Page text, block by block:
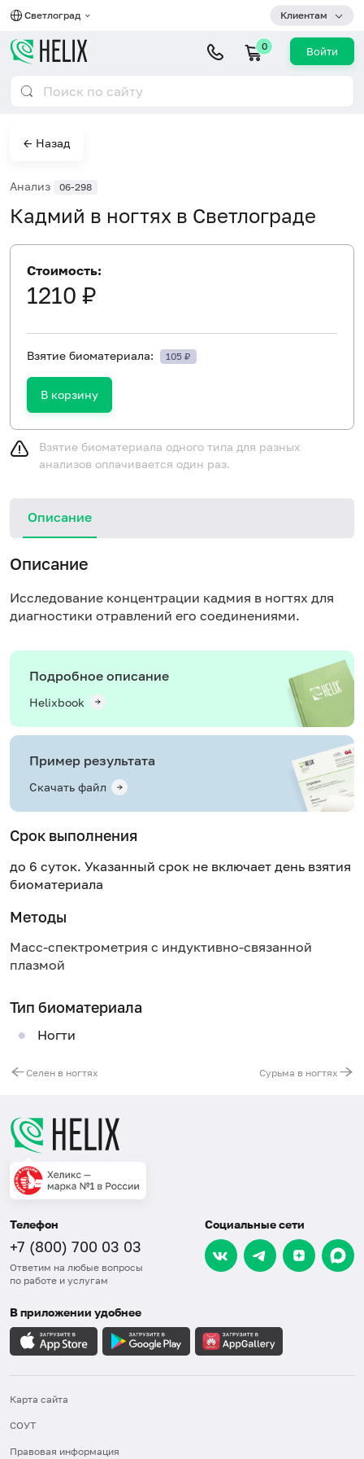
Светлоград Клиентам
0 Войти
← Назад
Анализ 06-298
Кадмий в ногтях в Светлограде
Стоимость:
1210 ₽
Взятие биоматериала: 105 ₽
В корзину
Взятие биоматериала одного типа для разных
анализов оплачивается один раз.
Описание
Описание
Исследование концентрации кадмия в ногтях для
диагностики отравлений его соединениями.
Подробное описание
Helixbook
Пример результата
Скачать файл
Срок выполнения
до 6 суток. Указанный срок не включает день взятия
биоматериала
Методы
Масс-спектрометрия с индуктивно-связанной
плазмой
Тип биоматериала
Ногти
Селен в ногтях Сурьма в ногтях
Телефон
+7 (800) 700 03 03
Ответим на любые вопросы
по работе и услугам
Социальные сети
В приложении удобнее
Карта сайта
СОУТ
Правовая информация